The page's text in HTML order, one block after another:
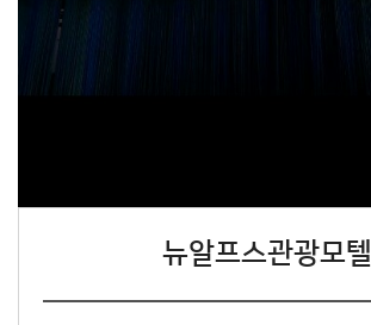
뉴알프스관광모텔